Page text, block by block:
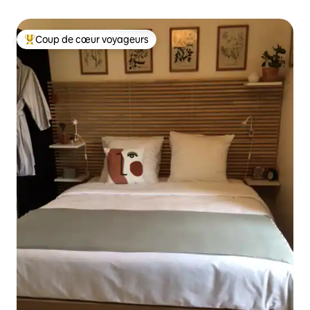
Coup de cœur voyageurs parmi les plus aimés
Coup de cœur voyageurs